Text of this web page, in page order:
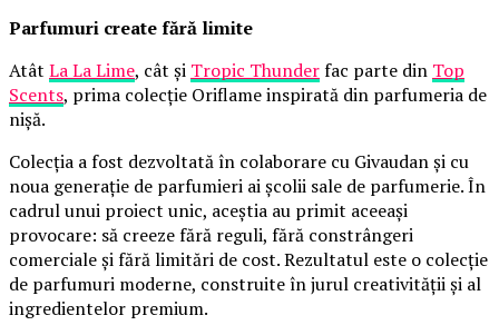
Parfumuri create fără limite
Atât La La Lime, cât și Tropic Thunderfac parte din Top
Scents, prima colecție Oriflame inspirată din parfumeria de
nișă.
Colecția a fost dezvoltată în colaborare cu Givaudan și cu
noua generație de parfumieri ai școlii sale de parfumerie. În
cadrul unui proiect unic, aceștia au primit aceeași
provocare: să creeze fără reguli, fără constrângeri
comerciale și fără limitări de cost. Rezultatul este o colecție
de parfumuri moderne, construite în jurul creativității și al
ingredientelor premium.